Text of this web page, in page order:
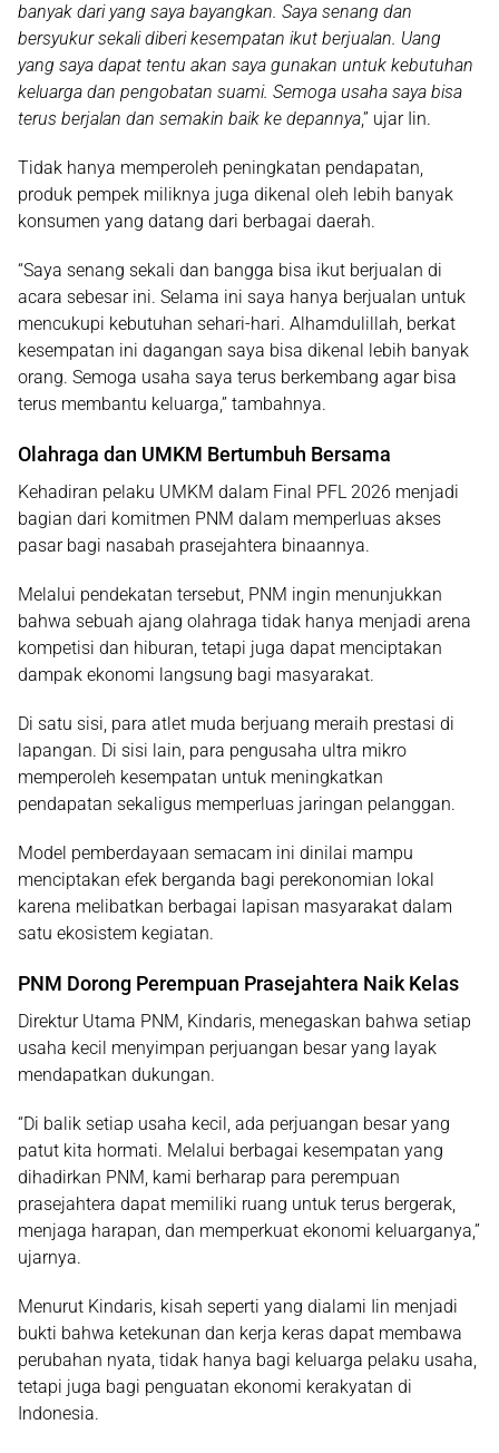
banyak dari yang saya bayangkan. Saya senang dan
bersyukur sekali diberi kesempatan ikut berjualan. Uang
yang saya dapat tentu akan saya gunakan untuk kebutuhan
keluarga dan pengobatan suami. Semoga usaha saya bisa
terus berjalan dan semakin baik ke depannya,” ujar Iin.
Tidak hanya memperoleh peningkatan pendapatan,
produk pempek miliknya juga dikenal oleh lebih banyak
konsumen yang datang dari berbagai daerah.
“Saya senang sekali dan bangga bisa ikut berjualan di
acara sebesar ini. Selama ini saya hanya berjualan untuk
mencukupi kebutuhan sehari-hari. Alhamdulillah, berkat
kesempatan ini dagangan saya bisa dikenal lebih banyak
orang. Semoga usaha saya terus berkembang agar bisa
terus membantu keluarga,” tambahnya.
Olahraga dan UMKM Bertumbuh Bersama
Kehadiran pelaku UMKM dalam Final PFL 2026 menjadi
bagian dari komitmen PNM dalam memperluas akses
pasar bagi nasabah prasejahtera binaannya.
Melalui pendekatan tersebut, PNM ingin menunjukkan
bahwa sebuah ajang olahraga tidak hanya menjadi arena
kompetisi dan hiburan, tetapi juga dapat menciptakan
dampak ekonomi langsung bagi masyarakat.
Di satu sisi, para atlet muda berjuang meraih prestasi di
lapangan. Di sisi lain, para pengusaha ultra mikro
memperoleh kesempatan untuk meningkatkan
pendapatan sekaligus memperluas jaringan pelanggan.
Model pemberdayaan semacam ini dinilai mampu
menciptakan efek berganda bagi perekonomian lokal
karena melibatkan berbagai lapisan masyarakat dalam
satu ekosistem kegiatan.
PNM Dorong Perempuan Prasejahtera Naik Kelas
Direktur Utama PNM, Kindaris, menegaskan bahwa setiap
usaha kecil menyimpan perjuangan besar yang layak
mendapatkan dukungan.
“Di balik setiap usaha kecil, ada perjuangan besar yang
patut kita hormati. Melalui berbagai kesempatan yang
dihadirkan PNM, kami berharap para perempuan
prasejahtera dapat memiliki ruang untuk terus bergerak,
menjaga harapan, dan memperkuat ekonomi keluarganya,”
ujarnya.
Menurut Kindaris, kisah seperti yang dialami Iin menjadi
bukti bahwa ketekunan dan kerja keras dapat membawa
perubahan nyata, tidak hanya bagi keluarga pelaku usaha,
tetapi juga bagi penguatan ekonomi kerakyatan di
Indonesia.